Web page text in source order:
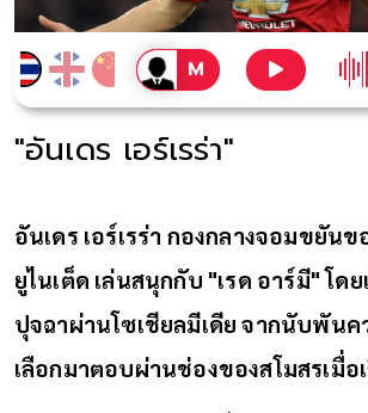
"อันเดร เอร์เรร่า"
อันเดร เอร์เรร่า กองกลางจอมขยัน
ยูไนเต็ด เล่นสนุกกับ "เรด อาร์มี" โด
ปุจฉาผ่านโซเชียลมีเดีย จากนับพันค
เลือกมาตอบผ่านช่องของสโมสรเมื่อ